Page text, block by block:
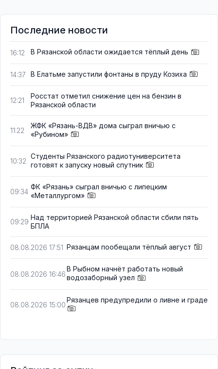
Последние новости
16:12 В Рязанской области ожидается тёплый день
14:37 В Елатьме запустили фонтаны в пруду Козиха
12:21
Росстат отметил снижение цен на бензин в
Рязанской области
11:22
ЖФК «Рязань-ВДВ» дома сыграл вничью с
«Рубином»
10:32
Студенты Рязанского радиотуниверситета
готовят к запуску новый спутник
09:34
ФК «Рязань» сыграл вничью с липецким
«Металлургом»
09:29
Над территорией Рязанской области сбили пять
БПЛА
08.08.2026 17:51 Рязанцам пообещали тёплый август
08.08.2026 16:46
В Рыбном начнёт работать новый
водозаборный узел
08.08.2026 15:00
Рязанцев предупредили о ливне и граде